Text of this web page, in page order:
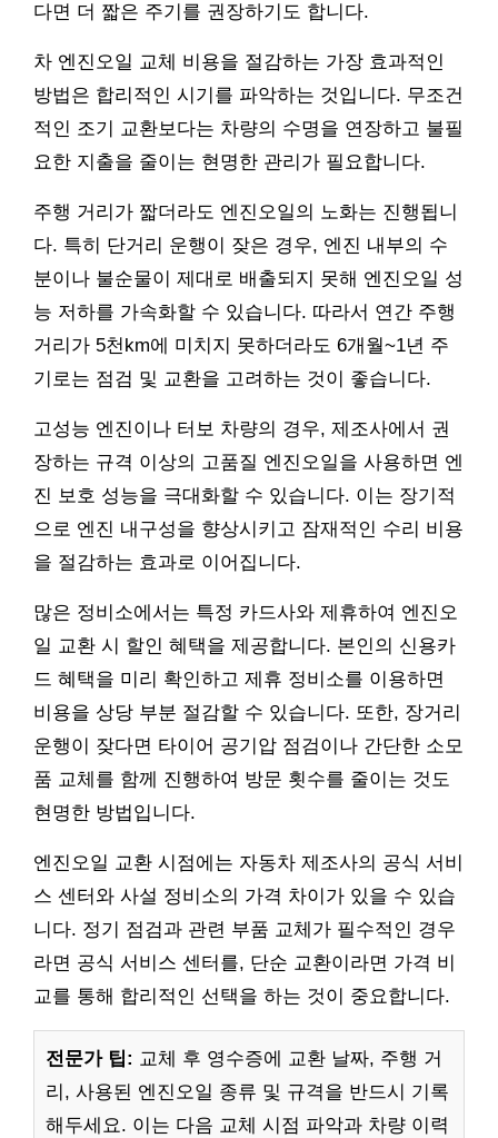
다면 더 짧은 주기를 권장하기도 합니다.
차 엔진오일 교체 비용을 절감하는 가장 효과적인
방법은 합리적인 시기를 파악하는 것입니다. 무조건
적인 조기 교환보다는 차량의 수명을 연장하고 불필
요한 지출을 줄이는 현명한 관리가 필요합니다.
주행 거리가 짧더라도 엔진오일의 노화는 진행됩니
다. 특히 단거리 운행이 잦은 경우, 엔진 내부의 수
분이나 불순물이 제대로 배출되지 못해 엔진오일 성
능 저하를 가속화할 수 있습니다. 따라서 연간 주행
거리가 5천km에 미치지 못하더라도 6개월~1년 주
기로는 점검 및 교환을 고려하는 것이 좋습니다.
고성능 엔진이나 터보 차량의 경우, 제조사에서 권
장하는 규격 이상의 고품질 엔진오일을 사용하면 엔
진 보호 성능을 극대화할 수 있습니다. 이는 장기적
으로 엔진 내구성을 향상시키고 잠재적인 수리 비용
을 절감하는 효과로 이어집니다.
많은 정비소에서는 특정 카드사와 제휴하여 엔진오
일 교환 시 할인 혜택을 제공합니다. 본인의 신용카
드 혜택을 미리 확인하고 제휴 정비소를 이용하면
비용을 상당 부분 절감할 수 있습니다. 또한, 장거리
운행이 잦다면 타이어 공기압 점검이나 간단한 소모
품 교체를 함께 진행하여 방문 횟수를 줄이는 것도
현명한 방법입니다.
엔진오일 교환 시점에는 자동차 제조사의 공식 서비
스 센터와 사설 정비소의 가격 차이가 있을 수 있습
니다. 정기 점검과 관련 부품 교체가 필수적인 경우
라면 공식 서비스 센터를, 단순 교환이라면 가격 비
교를 통해 합리적인 선택을 하는 것이 중요합니다.
전문가 팁: 교체 후 영수증에 교환 날짜, 주행 거
리, 사용된 엔진오일 종류 및 규격을 반드시 기록
해두세요. 이는 다음 교체 시점 파악과 차량 이력